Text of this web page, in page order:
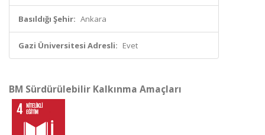
Basıldığı Şehir: Ankara
Gazi Üniversitesi Adresli: Evet
BM Sürdürülebilir Kalkınma Amaçları